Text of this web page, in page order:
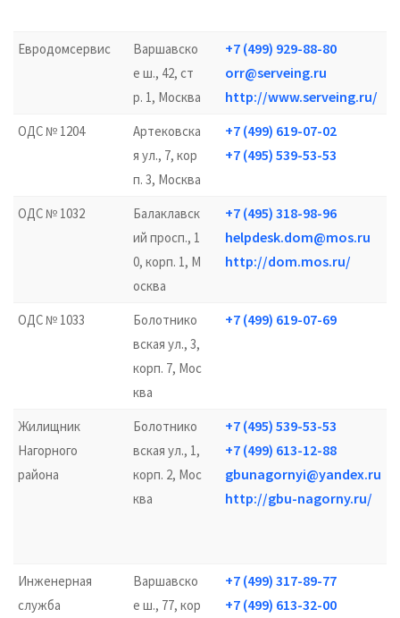
Евродомсервис
Варшавско
е ш., 42, ст
р. 1, Москва
+7 (499) 929-88-80
orr@serveing.ru
http://www.serveing.ru/
ОДС № 1204
Артековска
я ул., 7, кор
п. 3, Москва
+7 (499) 619-07-02
+7 (495) 539-53-53
ОДС № 1032
Балаклавск
ий просп., 1
0, корп. 1, М
осква
+7 (495) 318-98-96
helpdesk.dom@mos.ru
http://dom.mos.ru/
ОДС № 1033
Болотнико
вская ул., 3,
корп. 7, Мос
ква
+7 (499) 619-07-69
Жилищник
Нагорного
района
Болотнико
вская ул., 1,
корп. 2, Мос
ква
+7 (495) 539-53-53
+7 (499) 613-12-88
gbunagornyi@yandex.ru
http://gbu-nagorny.ru/
Инженерная
служба
Варшавско
е ш., 77, кор
+7 (499) 317-89-77
+7 (499) 613-32-00